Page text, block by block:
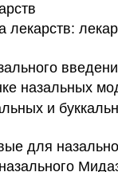
лекарств:
назальных
и
для